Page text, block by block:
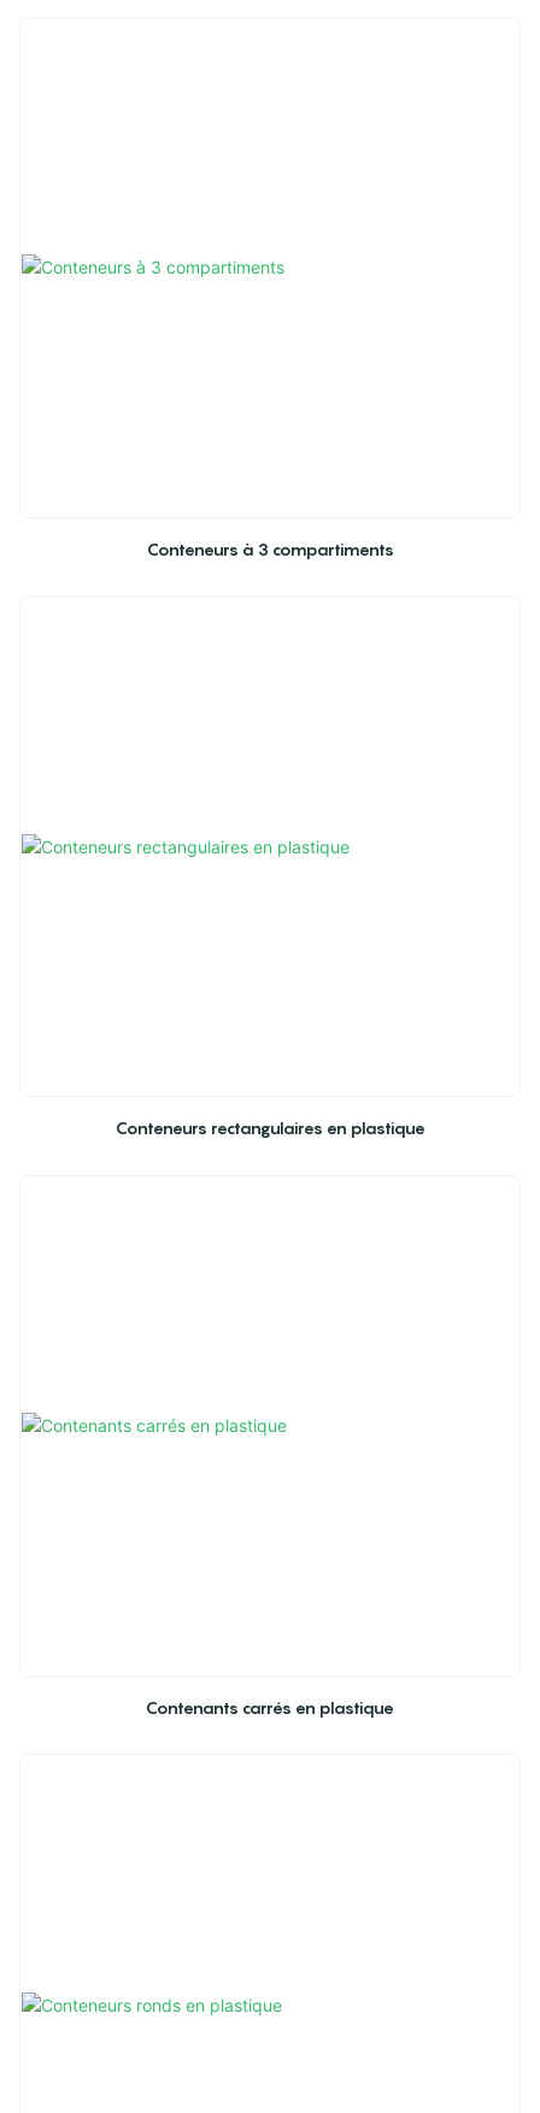
Conteneurs à 3 compartiments
Conteneurs rectangulaires en plastique
Contenants carrés en plastique